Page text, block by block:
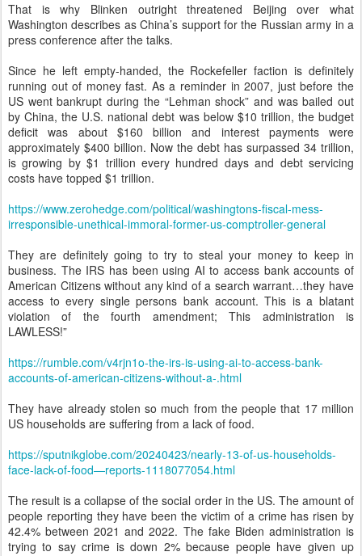
That is why Blinken outright threatened Beijing over what
Washington describes as China’s support for the Russian army in a
press conference after the talks.
Since he left empty-handed, the Rockefeller faction is definitely
running out of money fast. As a reminder in 2007, just before the
US went bankrupt during the “Lehman shock” and was bailed out
by China, the U.S. national debt was below $10 trillion, the budget
deficit was about $160 billion and interest payments were
approximately $400 billion. Now the debt has surpassed 34 trillion,
is growing by $1 trillion every hundred days and debt servicing
costs have topped $1 trillion.
https://www.zerohedge.com/political/washingtons-fiscal-mess-
irresponsible-unethical-immoral-former-us-comptroller-general
They are definitely going to try to steal your money to keep in
business. The IRS has been using AI to access bank accounts of
American Citizens without any kind of a search warrant…they have
access to every single persons bank account. This is a blatant
violation of the fourth amendment; This administration is
LAWLESS!”
https://rumble.com/v4rjn1o-the-irs-is-using-ai-to-access-bank-
accounts-of-american-citizens-without-a-.html
They have already stolen so much from the people that 17 million
US households are suffering from a lack of food.
https://sputnikglobe.com/20240423/nearly-13-of-us-households-
face-lack-of-food—reports-1118077054.html
The result is a collapse of the social order in the US. The amount of
people reporting they have been the victim of a crime has risen by
42.4% between 2021 and 2022. The fake Biden administration is
trying to say crime is down 2% because people have given up